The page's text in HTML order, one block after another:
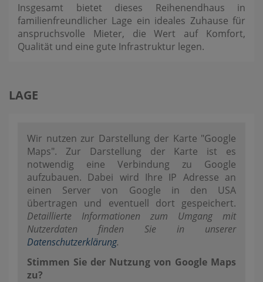
Insgesamt bietet dieses Reihenendhaus in
familienfreundlicher Lage ein ideales Zuhause für
anspruchsvolle Mieter, die Wert auf Komfort,
Qualität und eine gute Infrastruktur legen.
LAGE
Wir nutzen zur Darstellung der Karte "Google
Maps". Zur Darstellung der Karte ist es
notwendig eine Verbindung zu Google
aufzubauen. Dabei wird Ihre IP Adresse an
einen Server von Google in den USA
übertragen und eventuell dort gespeichert.
Detaillierte Informationen zum Umgang mit
Nutzerdaten finden Sie in unserer
Datenschutzerklärung.
Stimmen Sie der Nutzung von Google Maps
zu?